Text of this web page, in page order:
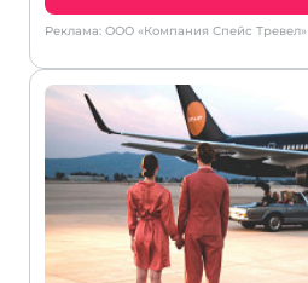
Реклама: ООО «Компания Спейс Тревел»